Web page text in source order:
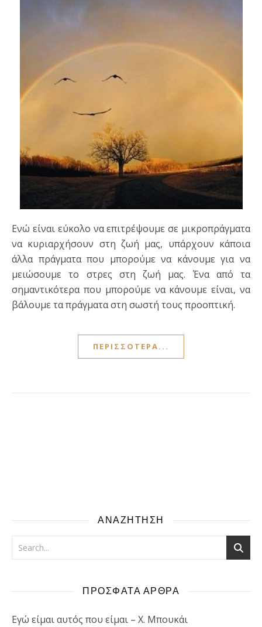
Ενώ είναι εύκολο να επιτρέψουμε σε μικροπράγματα
να κυριαρχήσουν στη ζωή μας, υπάρχουν κάποια
άλλα πράγματα που μπορούμε να κάνουμε για να
μειώσουμε το στρες στη ζωή μας. Ένα από τα
σημαντικότερα που μπορούμε να κάνουμε είναι, να
βάλουμε τα πράγματα στη σωστή τους προοπτική.
ΠΕΡΙΣΣΌΤΕΡΑ...
ΑΝΑΖΗΤΗΣΗ
ΠΡΟΣΦΑΤΑ ΑΡΘΡΑ
Εγώ είμαι αυτός που είμαι – Χ. Μπουκάι